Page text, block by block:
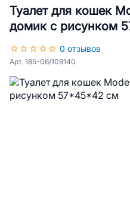
Туалет для кошек
домик с рисунком
0 отзывов
Арт. 185-06/109140